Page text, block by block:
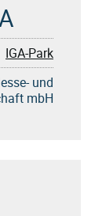
IGA-Park
und
mbH